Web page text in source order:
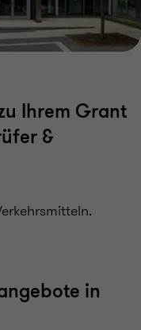
Ihrem Grant
&
in